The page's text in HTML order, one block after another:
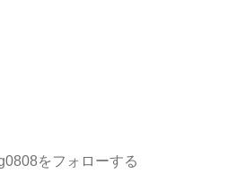
をフォローする